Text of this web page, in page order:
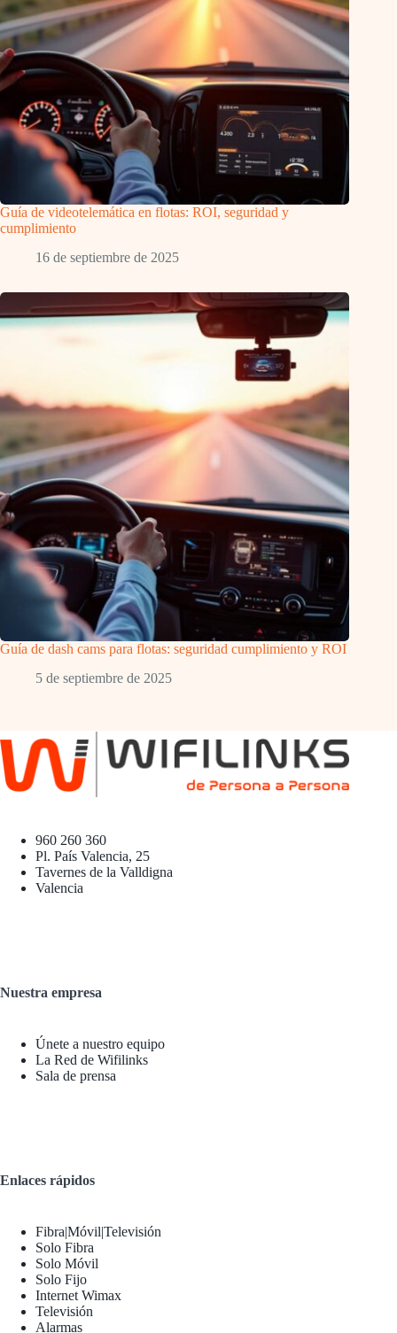
Guía de videotelemática en flotas: ROI, seguridad y
cumplimiento
16 de septiembre de 2025
Guía de dash cams para flotas: seguridad cumplimiento y ROI
5 de septiembre de 2025
960 260 360
Pl. País Valencia, 25
Tavernes de la Valldigna
Valencia
Nuestra empresa
Únete a nuestro equipo
La Red de Wifilinks
Sala de prensa
Enlaces rápidos
Fibra|Móvil|Televisión
Solo Fibra
Solo Móvil
Solo Fijo
Internet Wimax
Televisión
Alarmas